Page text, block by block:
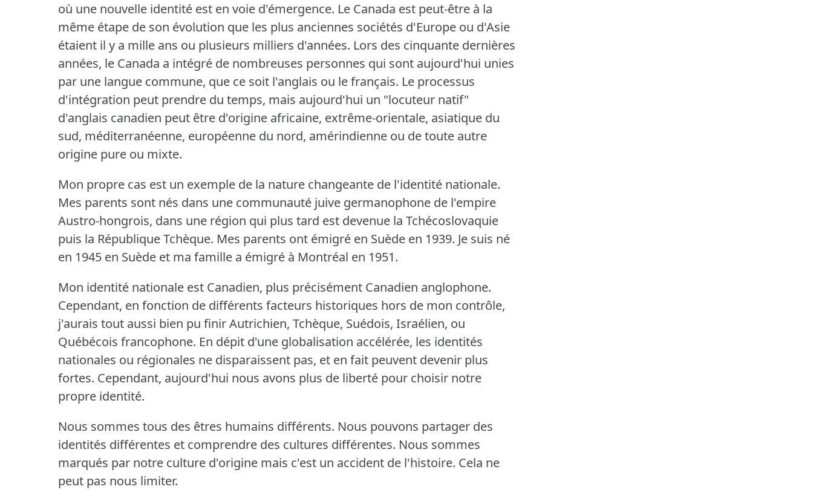
où une nouvelle identité est en voie d'émergence. Le Canada est peut-être à la
même étape de son évolution que les plus anciennes sociétés d'Europe ou d'Asie
étaient il y a mille ans ou plusieurs milliers d'années. Lors des cinquante dernières
années, le Canada a intégré de nombreuses personnes qui sont aujourd'hui unies
par une langue commune, que ce soit l'anglais ou le français. Le processus
d'intégration peut prendre du temps, mais aujourd'hui un "locuteur natif"
d'anglais canadien peut être d'origine africaine, extrême-orientale, asiatique du
sud, méditerranéenne, européenne du nord, amérindienne ou de toute autre
origine pure ou mixte.
Mon propre cas est un exemple de la nature changeante de l'identité nationale.
Mes parents sont nés dans une communauté juive germanophone de l'empire
Austro-hongrois, dans une région qui plus tard est devenue la Tchécoslovaquie
puis la République Tchèque. Mes parents ont émigré en Suède en 1939. Je suis né
en 1945 en Suède et ma famille a émigré à Montréal en 1951.
Mon identité nationale est Canadien, plus précisément Canadien anglophone.
Cependant, en fonction de différents facteurs historiques hors de mon contrôle,
j'aurais tout aussi bien pu finir Autrichien, Tchèque, Suédois, Israélien, ou
Québécois francophone. En dépit d'une globalisation accélérée, les identités
nationales ou régionales ne disparaissent pas, et en fait peuvent devenir plus
fortes. Cependant, aujourd'hui nous avons plus de liberté pour choisir notre
propre identité.
Nous sommes tous des êtres humains différents. Nous pouvons partager des
identités différentes et comprendre des cultures différentes. Nous sommes
marqués par notre culture d'origine mais c'est un accident de l'histoire. Cela ne
peut pas nous limiter.